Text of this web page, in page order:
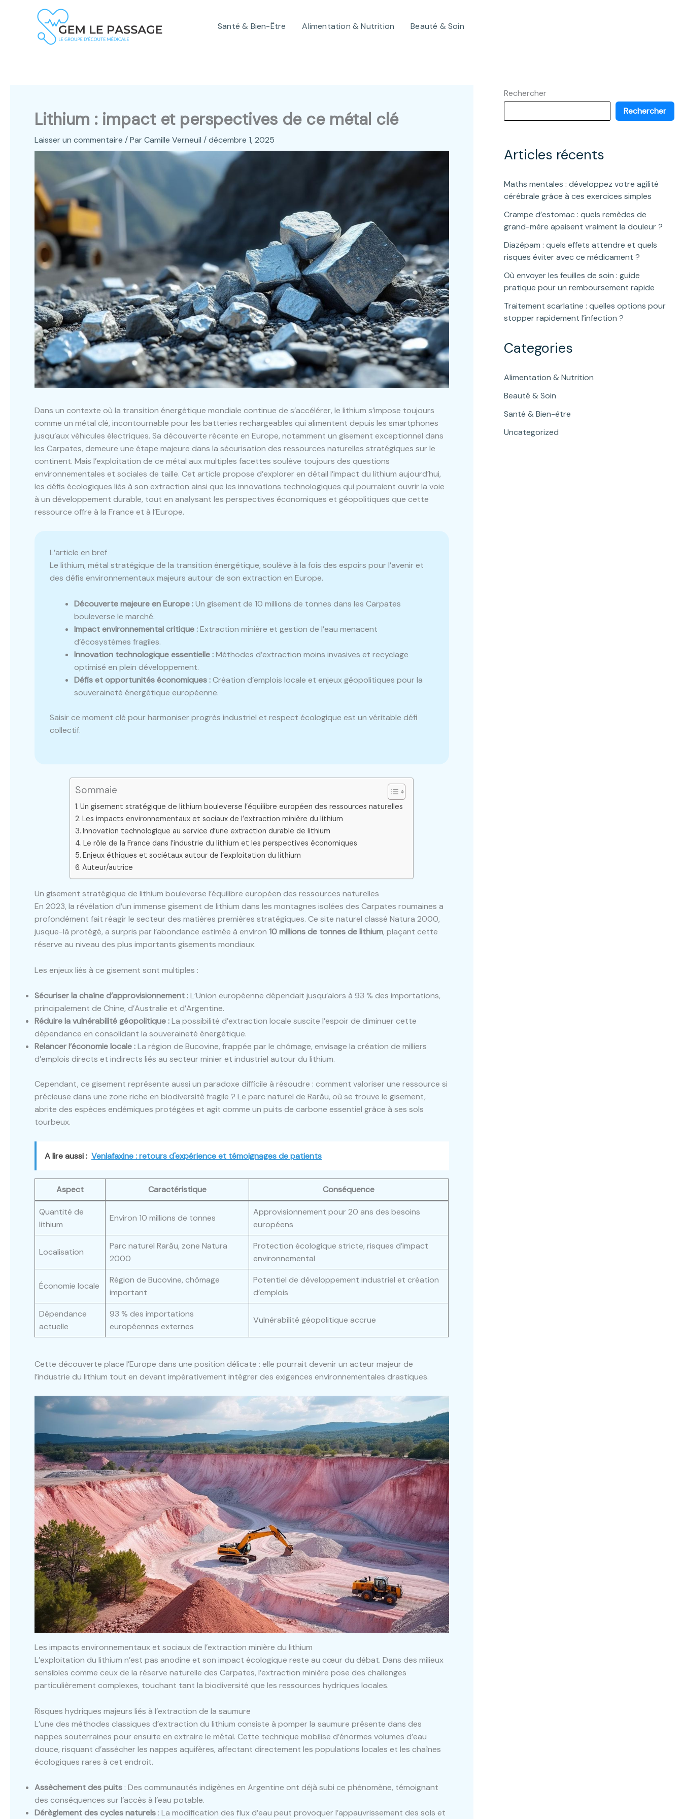
Santé & Bien-Être Alimentation & Nutrition Beauté & Soin
Lithium : impact et perspectives de ce métal clé
Laisser un commentaire / ParCamille Verneuil /décembre 1, 2025
Dans un contexte où la transition énergétique mondiale continue de s’accélérer, le lithium s’impose toujours
comme un métal clé, incontournable pour les batteries rechargeables qui alimentent depuis les smartphones
jusqu’aux véhicules électriques. Sa découverte récente en Europe, notamment un gisement exceptionnel dans
les Carpates, demeure une étape majeure dans la sécurisation des ressources naturelles stratégiques sur le
continent. Mais l’exploitation de ce métal aux multiples facettes soulève toujours des questions
environnementales et sociales de taille. Cet article propose d’explorer en détail l’impact du lithium aujourd’hui,
les défis écologiques liés à son extraction ainsi que les innovations technologiques qui pourraient ouvrir la voie
à un développement durable, tout en analysant les perspectives économiques et géopolitiques que cette
ressource offre à la France et à l’Europe.
L’article en bref
Le lithium, métal stratégique de la transition énergétique, soulève à la fois des espoirs pour l’avenir et
des défis environnementaux majeurs autour de son extraction en Europe.
Découverte majeure en Europe :Un gisement de 10 millions de tonnes dans les Carpates
bouleverse le marché.
Impact environnemental critique :Extraction minière et gestion de l’eau menacent
d’écosystèmes fragiles.
Innovation technologique essentielle :Méthodes d’extraction moins invasives et recyclage
optimisé en plein développement.
Défis et opportunités économiques :Création d’emplois locale et enjeux géopolitiques pour la
souveraineté énergétique européenne.
Saisir ce moment clé pour harmoniser progrès industriel et respect écologique est un véritable défi
collectif.
Sommaie
Un gisement stratégique de lithium bouleverse l’équilibre européen des ressources naturelles
Les impacts environnementaux et sociaux de l’extraction minière du lithium
Innovation technologique au service d’une extraction durable de lithium
Le rôle de la France dans l’industrie du lithium et les perspectives économiques
Enjeux éthiques et sociétaux autour de l’exploitation du lithium
Auteur/autrice
Un gisement stratégique de lithium bouleverse l’équilibre européen des ressources naturelles
En 2023, la révélation d’un immense gisement de lithium dans les montagnes isolées des Carpates roumaines a
profondément fait réagir le secteur des matières premières stratégiques. Ce site naturel classé Natura 2000,
jusque-là protégé, a surpris par l’abondance estimée à environ 10 millions de tonnes de lithium, plaçant cette
réserve au niveau des plus importants gisements mondiaux.
Les enjeux liés à ce gisement sont multiples :
Sécuriser la chaîne d’approvisionnement :L’Union européenne dépendait jusqu’alors à 93 % des importations,
principalement de Chine, d’Australie et d’Argentine.
Réduire la vulnérabilité géopolitique :La possibilité d’extraction locale suscite l’espoir de diminuer cette
dépendance en consolidant la souveraineté énergétique.
Relancer l’économie locale :La région de Bucovine, frappée par le chômage, envisage la création de milliers
d’emplois directs et indirects liés au secteur minier et industriel autour du lithium.
Cependant, ce gisement représente aussi un paradoxe difficile à résoudre : comment valoriser une ressource si
précieuse dans une zone riche en biodiversité fragile ? Le parc naturel de Rarău, où se trouve le gisement,
abrite des espèces endémiques protégées et agit comme un puits de carbone essentiel grâce à ses sols
tourbeux.
A lire aussi : Venlafaxine : retours d'expérience et témoignages de patients
Aspect Caractéristique Conséquence
Quantité de
lithium
Environ 10 millions de tonnes
Approvisionnement pour 20 ans des besoins
européens
Localisation
Parc naturel Rarău, zone Natura
2000
Protection écologique stricte, risques d’impact
environnemental
Économie locale
Région de Bucovine, chômage
important
Potentiel de développement industriel et création
d’emplois
Dépendance
actuelle
93 % des importations
européennes externes
Vulnérabilité géopolitique accrue
Cette découverte place l’Europe dans une position délicate : elle pourrait devenir un acteur majeur de
l’industrie du lithium tout en devant impérativement intégrer des exigences environnementales drastiques.
Les impacts environnementaux et sociaux de l’extraction minière du lithium
L’exploitation du lithium n’est pas anodine et son impact écologique reste au cœur du débat. Dans des milieux
sensibles comme ceux de la réserve naturelle des Carpates, l’extraction minière pose des challenges
particulièrement complexes, touchant tant la biodiversité que les ressources hydriques locales.
Risques hydriques majeurs liés à l’extraction de la saumure
L’une des méthodes classiques d’extraction du lithium consiste à pomper la saumure présente dans des
nappes souterraines pour ensuite en extraire le métal. Cette technique mobilise d’énormes volumes d’eau
douce, risquant d’assécher les nappes aquifères, affectant directement les populations locales et les chaînes
écologiques rares à cet endroit.
Assèchement des puits : Des communautés indigènes en Argentine ont déjà subi ce phénomène, témoignant
des conséquences sur l’accès à l’eau potable.
Dérèglement des cycles naturels : La modification des flux d’eau peut provoquer l’appauvrissement des sols et
Rechercher
Rechercher
Articles récents
Maths mentales : développez votre agilité
cérébrale grâce à ces exercices simples
Crampe d’estomac : quels remèdes de
grand-mère apaisent vraiment la douleur ?
Diazépam : quels effets attendre et quels
risques éviter avec ce médicament ?
Où envoyer les feuilles de soin : guide
pratique pour un remboursement rapide
Traitement scarlatine : quelles options pour
stopper rapidement l’infection ?
Categories
Alimentation & Nutrition
Beauté & Soin
Santé & Bien-être
Uncategorized